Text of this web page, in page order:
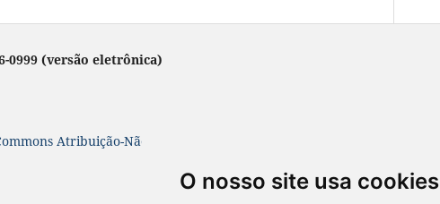
O nosso site usa cookies
0999 (versão eletrônica)
Atribuição-NãoComercial-SemDerivações 4.0 Internacional